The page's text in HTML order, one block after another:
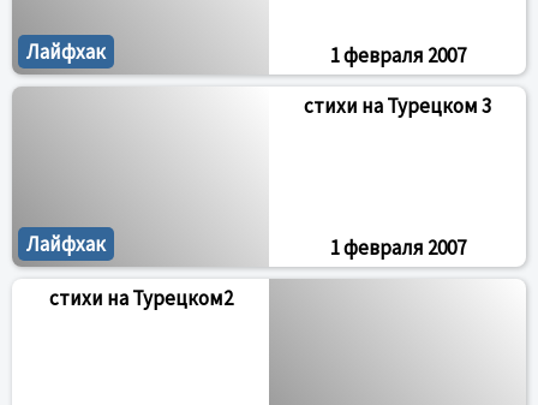
Лайфхак 1 февраля 2007
Лайфхак
стихи на Турецком 3
1 февраля 2007
стихи на Турецком2